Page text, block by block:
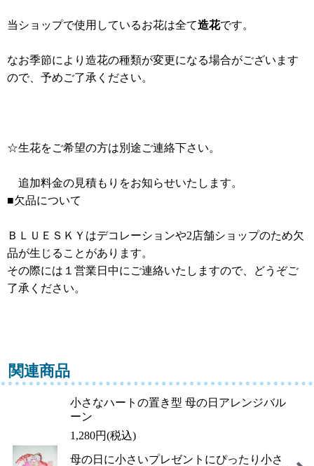
当ショップで使用しているお花は全て造花です。
なお季節により造花の種類が変更になる場合がございます
ので、予めご了承ください。
☆生花をご希望の方は別途ご連絡下さい。
追加料金の見積もりをお知らせいたします。
■欠品について
ＢＬＵＥＳＫＹはデコレーションや2店舗ショップのため欠
品が生じることがあります。
その際には１営業日中にご連絡いたしますので、どうぞご
了承ください。
関連商品
小さなハートの置き型 母の日アレンジバル
ーン
1,280円(税込)
母の日に小さいプレゼントにぴったり小さ